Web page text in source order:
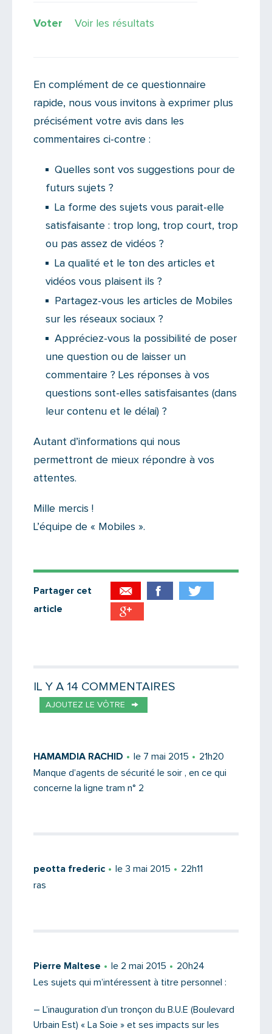
Voir les résultats
En complément de ce questionnaire
rapide, nous vous invitons à exprimer plus
précisément votre avis dans les
commentaires ci-contre :
Quelles sont vos suggestions pour de
futurs sujets ?
La forme des sujets vous parait-elle
satisfaisante : trop long, trop court, trop
ou pas assez de vidéos ?
La qualité et le ton des articles et
vidéos vous plaisent ils ?
Partagez-vous les articles de Mobiles
sur les réseaux sociaux ?
Appréciez-vous la possibilité de poser
une question ou de laisser un
commentaire ? Les réponses à vos
questions sont-elles satisfaisantes (dans
leur contenu et le délai) ?
Autant d’informations qui nous
permettront de mieux répondre à vos
attentes.
Mille mercis !
L’équipe de « Mobiles ».
Partager cet
article
Message
Saisissez le code
IL Y A 14 COMMENTAIRES
AJOUTEZ LE VÔTRE
HAMAMDIA RACHID le 7 mai 2015
21h20
Manque d’agents de sécurité le soir , en ce qui
concerne la ligne tram n° 2
peotta frederic le 3 mai 2015
22h11
ras
Pierre Maltese le 2 mai 2015
20h24
Les sujets qui m’intéressent à titre personnel :
– L’inauguration d’un tronçon du B.U.E (Boulevard
Urbain Est) « La Soie » et ses impacts sur les